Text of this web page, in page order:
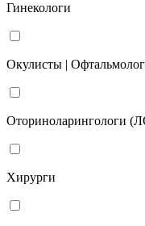
Гинекологи
Окулисты |
Оториноларингологи
Хирурги